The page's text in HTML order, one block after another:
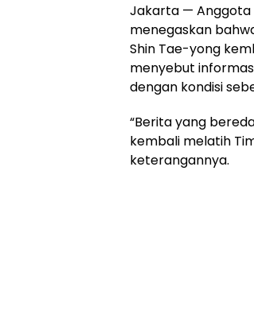
Jakarta — Anggota
menegaskan
Shin Tae-yong
menyebut
dengan kondisi
“Berita yang
kembali melatih
keterangannya.